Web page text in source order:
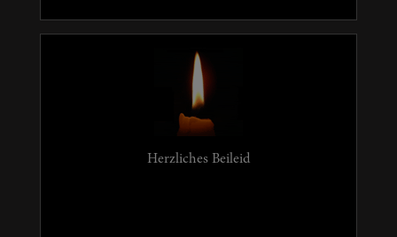
Herzliches Beileid